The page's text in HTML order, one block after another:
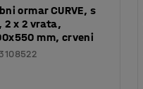
ormar CURVE, s
2 x 2 vrata,
mm, crveni